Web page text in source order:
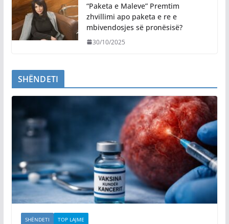
“Paketa e Maleve” Premtim
zhvillimi apo paketa e re e
mbivendosjes së pronësisë?
30/10/2025
SHËNDETI
SHËNDETI TOP LAJME